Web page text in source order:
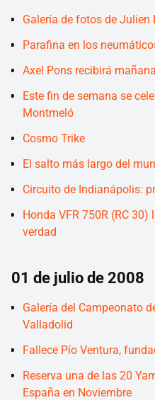
Galería de fotos de Julien
Parafina en los
Axel Pons recibirá
Este fin de semana se
Montmeló
Cosmo Trike
El salto más largo del
Circuito de Indianápolis:
Honda VFR 750R (RC
verdad
01 de julio de 2008
Galería del Campeonato
Valladolid
Fallece Pío Ventura,
Reserva una de las 20
España en Noviembre